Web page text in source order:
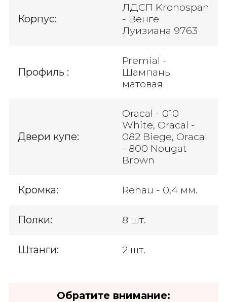
Корпус:
ЛДСП Kronospan
- Венге
Луизиана 9763
Профиль :
Premial -
Шампань
матовая
Двери купе:
Oracal - 010
White, Oracal -
082 Biege, Oracal
- 800 Nougat
Brown
Кромка: Rehau - 0,4 мм.
Полки: 8 шт.
Штанги: 2 шт.
Обратите внимание: